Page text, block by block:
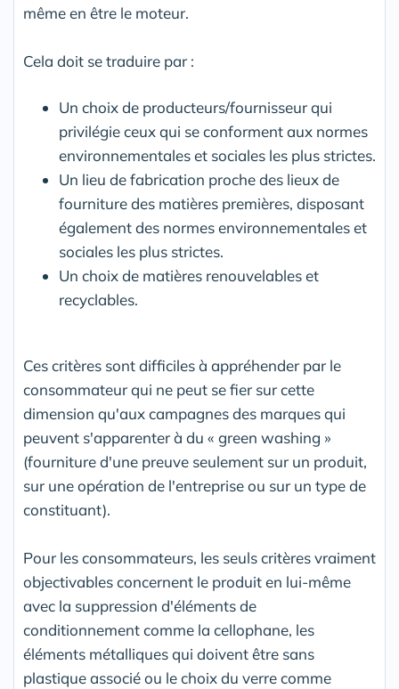
même en être le moteur.
Cela doit se traduire par :
Un choix de producteurs/fournisseur qui
privilégie ceux qui se conforment aux normes
environnementales et sociales les plus strictes.
Un lieu de fabrication proche des lieux de
fourniture des matières premières, disposant
également des normes environnementales et
sociales les plus strictes.
Un choix de matières renouvelables et
recyclables.
Ces critères sont difficiles à appréhender par le
consommateur qui ne peut se fier sur cette
dimension qu'aux campagnes des marques qui
peuvent s'apparenter à du « green washing »
(fourniture d'une preuve seulement sur un produit,
sur une opération de l'entreprise ou sur un type de
constituant).
Pour les consommateurs, les seuls critères vraiment
objectivables concernent le produit en lui-même
avec la suppression d'éléments de
conditionnement comme la cellophane, les
éléments métalliques qui doivent être sans
plastique associé ou le choix du verre comme